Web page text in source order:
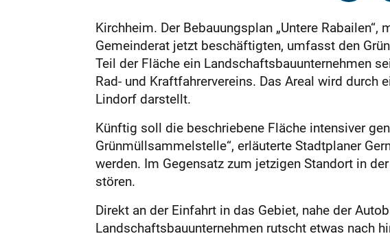
Kirchheim. Der Bebauungsplan „Untere
Gemeinderat jetzt beschäftigten, umfasst den
Teil der Fläche ein Landschaftsbauunternehmen
Rad- und Kraftfahrervereins. Das Areal wird durch
Lindorf darstellt.
Künftig soll die beschriebene Fläche intensiver
Grünmüllsammelstelle“, erläuterte Stadtplaner
werden. Im Gegensatz zum jetzigen Standort in
stören.
Direkt an der Einfahrt in das Gebiet, nahe der
Landschaftsbauunternehmen rutscht etwas nach